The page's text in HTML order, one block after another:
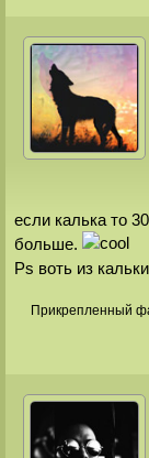
если калька то
больше.
Ps воть из кальки
Прикрепленный